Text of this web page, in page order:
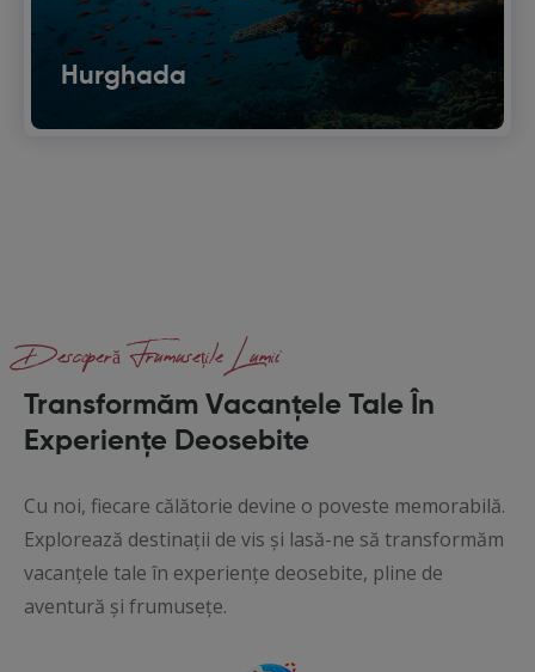
Hurghada
Descoperă Frumusețile Lumii
Transformăm Vacanțele Tale În
Experiențe Deosebite
Cu noi, fiecare călătorie devine o poveste memorabilă.
Explorează destinații de vis și lasă-ne să transformăm
vacanțele tale în experiențe deosebite, pline de
aventură și frumusețe.